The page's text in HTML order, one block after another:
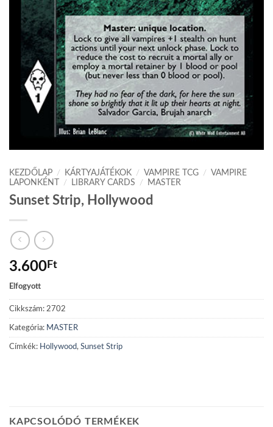
KEZDŐLAP / KÁRTYAJÁTÉKOK / VAMPIRE TCG /
VAMPIRE
LAPONKÉNT
/ LIBRARY CARDS / MASTER
Sunset Strip, Hollywood
3.600Ft
Elfogyott
Cikkszám: 2702
Kategória: MASTER
Címkék: Hollywood, Sunset Strip
KAPCSOLÓDÓ TERMÉKEK